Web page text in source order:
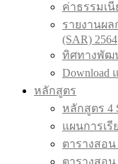
ค่าธรรมเนี
รายงานผ
(SAR) 2564
ทิศทางพัฒ
Download
หลักสูตร
หลักสูตร 4
แผนการเ
ตารางสอ
ตารางสอ